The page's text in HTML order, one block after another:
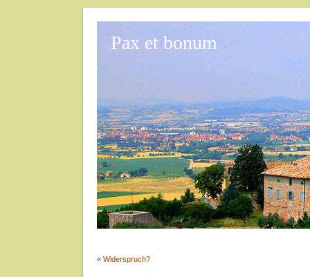
Pax et bonum
« Widerspruch?